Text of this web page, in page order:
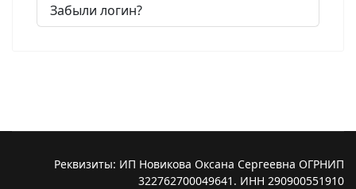
Забыли логин?
Реквизиты: ИП Новикова Оксана Сергеевна ОГРНИП
322762700049641. ИНН 290900551910